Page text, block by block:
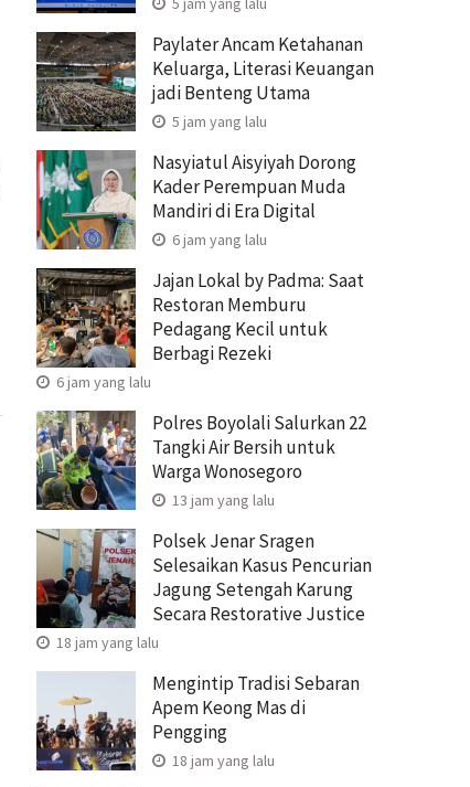
Paylater Ancam Ketahanan
Keluarga, Literasi Keuangan
jadi Benteng Utama
5 jam yang lalu
Nasyiatul Aisyiyah Dorong
Kader Perempuan Muda
Mandiri di Era Digital
6 jam yang lalu
Jajan Lokal by Padma: Saat
Restoran Memburu
Pedagang Kecil untuk
Berbagi Rezeki
6 jam yang lalu
Polres Boyolali Salurkan 22
Tangki Air Bersih untuk
Warga Wonosegoro
13 jam yang lalu
Polsek Jenar Sragen
Selesaikan Kasus Pencurian
Jagung Setengah Karung
Secara Restorative Justice
18 jam yang lalu
Mengintip Tradisi Sebaran
Apem Keong Mas di
Pengging
18 jam yang lalu